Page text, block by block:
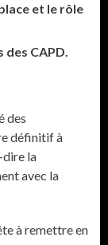
et le rôle
des CAPD.
des
définitif à
dire la
avec la
à remettre en